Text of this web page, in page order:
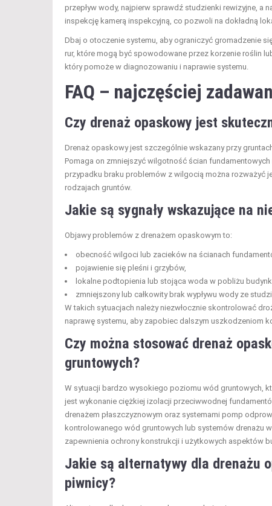
przepływ wody, najpierw sprawdź studzienki rewizyjne, a
inspekcję kamerą inspekcyjną, co pozwoli na dokładną
Dbaj o otoczenie systemu, aby ograniczyć gromadzenie
rur, które mogą być spowodowane przez korzenie roślin
który pomoże w diagnozowaniu i naprawie systemu.
FAQ – najczęściej
Czy drenaż opaskowy jest
Drenaż opaskowy jest szczególnie wskazany przy
Pomaga on zmniejszyć wilgotność ścian
przypadku braku problemów z wilgocią można rozważyć
rodzajach gruntów.
Jakie są sygnały wskazujące na
Objawy problemów z drenażem opaskowym to:
obecność wilgoci lub zacieków na ścianach
pojawienie się pleśni i grzybów,
lokalne podtopienia lub stojąca woda w pobliżu
zmniejszony lub całkowity brak wypływu wody ze
W takich sytuacjach należy niezwłocznie skontrolować
naprawę systemu, aby zapobiec dalszym uszkodzeniom
Czy można stosować drenaż
gruntowych?
W sytuacji bardzo wysokiego poziomu wód gruntowych,
jest wykonanie ciężkiej izolacji przeciwwodnej
drenażem płaszczyznowym oraz systemami pomp
kontrolowanego wód gruntowych lub systemów drenażu
zapewnienia ochrony konstrukcji i użytkowych aspektów
Jakie są alternatywy dla drenażu
piwnicy?